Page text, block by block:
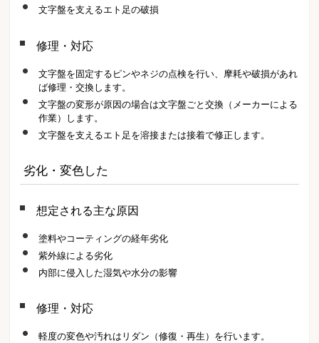
文字盤を支えるエト足の破損
修理・対応
文字盤を固定するピンやネジの点検を行い、摩耗や破損があれ
ば修理・交換します。
文字盤の変形が原因の場合は文字盤ごと交換（メーカーによる
作業）します。
文字盤を支えるエト足を溶接または接着で修正します。
劣化・変色した
想定される主な原因
塗料やコーティングの経年劣化
紫外線による劣化
内部に侵入した湿気や水分の影響
修理・対応
軽度の変色や汚れはリダン（修復・再生）を行います。